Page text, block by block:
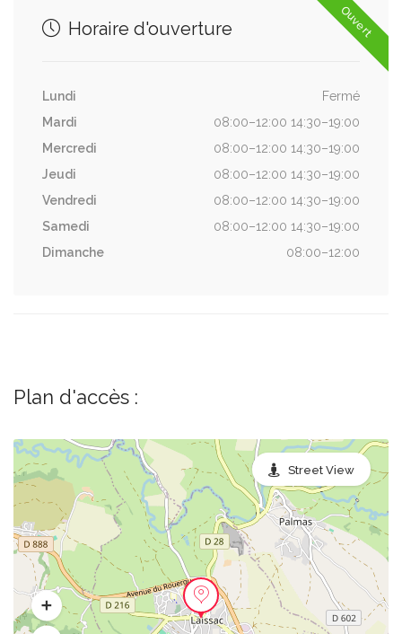
Ouvert
Horaire d'ouverture
Lundi
Fermé
Mardi
08:00–12:00 14:30–19:00
Mercredi
08:00–12:00 14:30–19:00
Jeudi
08:00–12:00 14:30–19:00
Vendredi
08:00–12:00 14:30–19:00
Samedi
08:00–12:00 14:30–19:00
Dimanche
08:00–12:00
Plan d'accès :
Street View